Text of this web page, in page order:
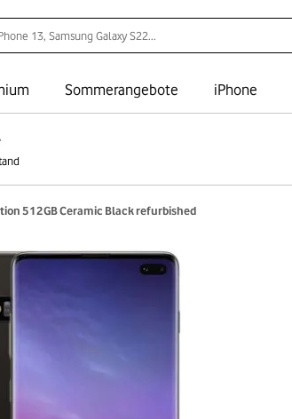
Sommerangebote iPhone
512GB Ceramic Black refurbished